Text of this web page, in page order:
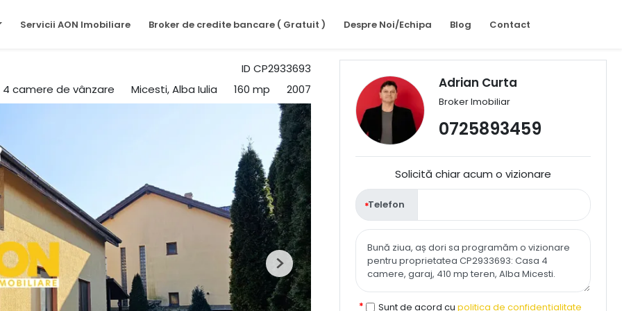
Servicii AON Imobiliare Broker de credite bancare ( Gratuit ) Despre Noi/Echipa Blog Contact
ID CP2933693
camere de vânzare
Micesti, Alba Iulia 160 mp 2007
Next
Adrian Curta
Broker Imobiliar
0725893459
Solicită chiar acum o vizionare
Telefon
Sunt de acord cu politica de confidențialitate